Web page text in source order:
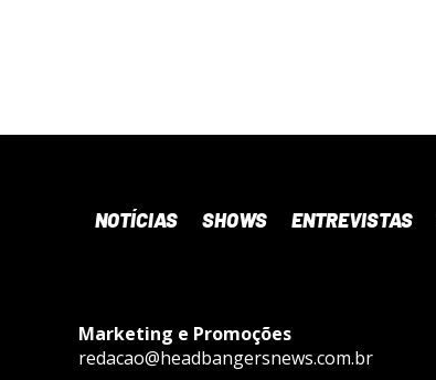
NOTÍCIAS SHOWS ENTREVISTAS
Marketing e Promoções
redacao@headbangersnews.com.br